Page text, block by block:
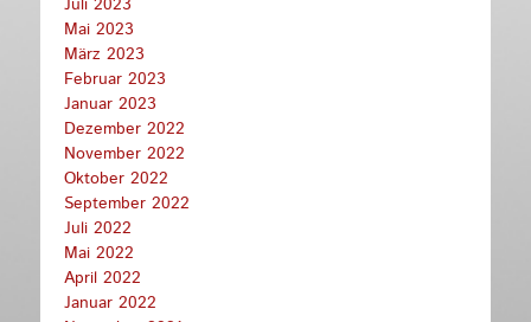
Mai 2023
März 2023
Februar 2023
Januar 2023
Dezember 2022
November 2022
Oktober 2022
September 2022
Juli 2022
Mai 2022
April 2022
Januar 2022